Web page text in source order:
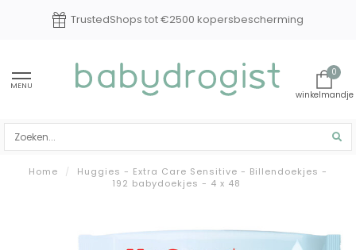
TrustedShops tot €2500 kopersbescherming
MENU
0
Home /
Huggies - Extra Care Sensitive - Billendoekjes -
192 babydoekjes - 4 x 48